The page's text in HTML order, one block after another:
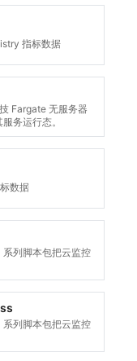
指标数据
Fargate 无服务器
务运行态。
数据
列脚本包把云监控
列脚本包把云监控